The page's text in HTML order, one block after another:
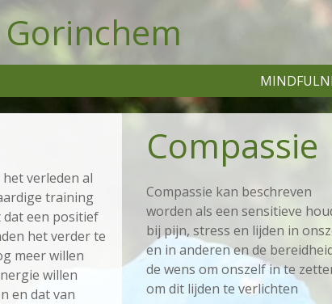
Compassie
Compassie kan beschreven
worden als een sensitieve
bij pijn, stress en lijden in
en in anderen en de
de wens om onszelf in te
om dit lijden te verlichten
verleden al
training
dat een positief
het verder te
meer willen
willen
en dat van